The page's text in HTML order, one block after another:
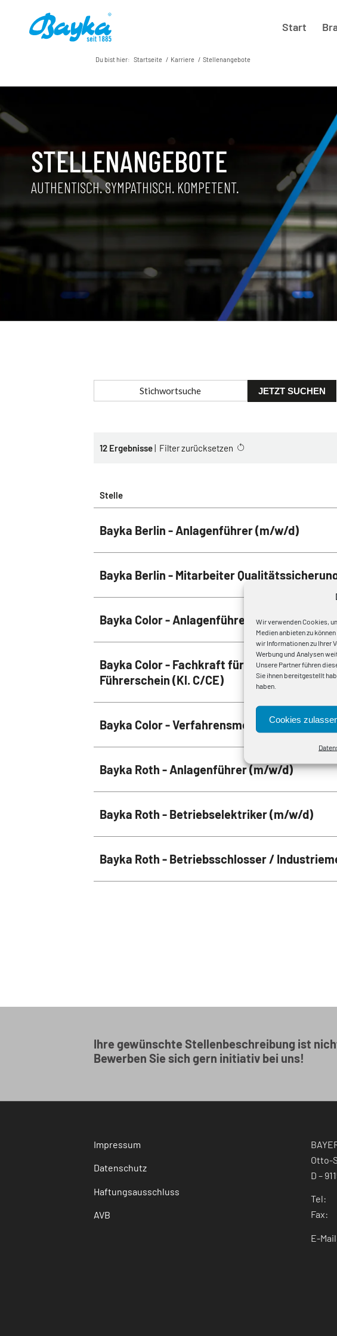
Wir verwenden Cookies,
Medien anbieten zu
wir Informationen zu Ihrer
Werbung und Analysen
Unsere Partner führen
Sie ihnen bereitgestellt
haben.
Cookies
Start
Du bist hier: Startseite / Karriere / Stellenangebote
STELLENANGEBOTE
AUTHENTISCH. SYMPATHISCH. KOMPETENT.
JETZT SUCHEN
12 Ergebnisse| Filter zurücksetzen
Stelle
Bayka Berlin - Anlagenführer (m/w/d)
Bayka Berlin - Mitarbeiter
Bayka Color - Anlagenführer (m/w/d)
Bayka Color - Fachkraft für Lagerlogistik /
Führerschein (Kl. C/CE)
Bayka Color - Verfahrensmechaniker (m/w/
Bayka Roth - Anlagenführer (m/w/d)
Bayka Roth - Betriebselektriker (m/w/d)
Bayka Roth - Betriebsschlosser /
Ihre gewünschte Stellenbeschreibung ist
Bewerben Sie sich gern initiativ bei uns!
Impressum
Datenschutz
Haftungsausschluss
AVB
Otto-
D –
Tel:
Fax:
E-